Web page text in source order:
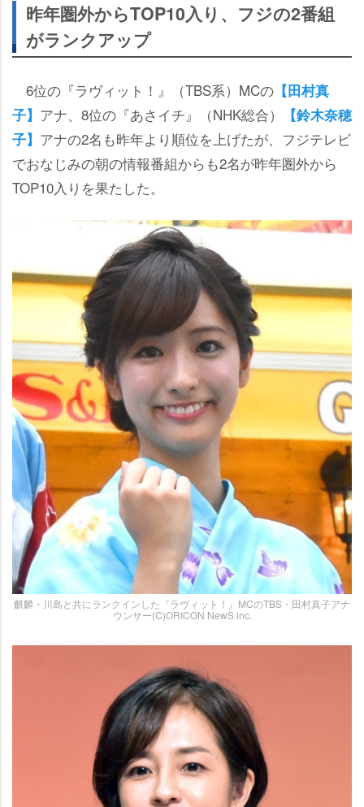
昨年圏外からTOP10入り、フジの2番組
がランクアップ
6位の『ラヴィット！』（TBS系）MCの 【田村真
子】 アナ、8位の『あさイチ』（NHK総合）
【鈴木奈穂
子】 アナの2名も昨年より順位を上げたが、フジテレビ
でおなじみの朝の情報番組からも2名が昨年圏外から
TOP10入りを果たした。
麒麟・川島と共にランクインした『ラヴィット！』MCのTBS・田村真子アナ
ウンサー(C)ORICON NewS inc.